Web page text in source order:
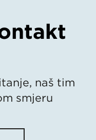
naš tim
smjeru